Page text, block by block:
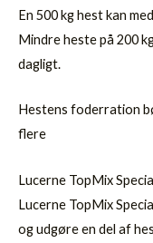
En 500 kg hest kan
Mindre heste på 200
dagligt.
Hestens foderration
flere
Lucerne TopMix
Lucerne TopMix
og udgøre en del af